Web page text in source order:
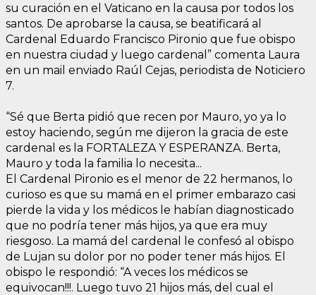
su curación en el Vaticano en la causa por todos los
santos. De aprobarse la causa, se beatificará al
Cardenal Eduardo Francisco Pironio que fue obispo
en nuestra ciudad y luego cardenal” comenta Laura
en un mail enviado Raúl Cejas, periodista de Noticiero
7.
“Sé que Berta pidió que recen por Mauro, yo ya lo
estoy haciendo, según me dijeron la gracia de este
cardenal es la FORTALEZA Y ESPERANZA. Berta,
Mauro y toda la familia lo necesita...
El Cardenal Pironio es el menor de 22 hermanos, lo
curioso es que su mamá en el primer embarazo casi
pierde la vida y los médicos le habían diagnosticado
que no podría tener más hijos, ya que era muy
riesgoso. La mamá del cardenal le confesó al obispo
de Lujan su dolor por no poder tener más hijos. El
obispo le respondió: “A veces los médicos se
equivocan!!!. Luego tuvo 21 hijos más, del cual el